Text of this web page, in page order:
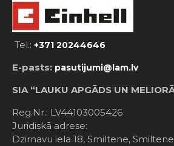
Tel.: +371 20244646
E-pasts: pasutijumi@lam.lv
SIA “LAUKU APGĀDS UN
Reg.Nr.: LV44103005426
Juridiskā adrese:
Dzirnavu iela 18, Smiltene,